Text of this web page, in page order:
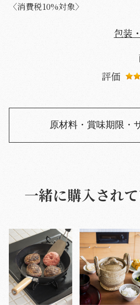
〈消費税10%対象〉
包装
評価
原材料・賞味期限・
一緒に購入され